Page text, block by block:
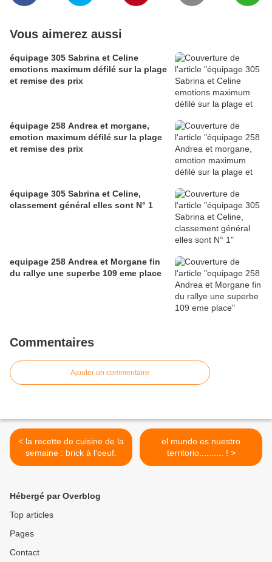
Vous aimerez aussi
équipage 305 Sabrina et Celine
emotions maximum défilé sur la plage
et remise des prix
équipage 258 Andrea et morgane,
emotion maximum défilé sur la plage
et remise des prix
équipage 305 Sabrina et Celine,
classement général elles sont N° 1
equipage 258 Andrea et Morgane fin
du rallye une superbe 109 eme place
Commentaires
Ajouter un commentaire
< la recette de cuisine de la
semaine : brick à l'oeuf.
el mundo es nuestro
territorio.......... ! >
Hébergé par Overblog
Top articles
Pages
Contact